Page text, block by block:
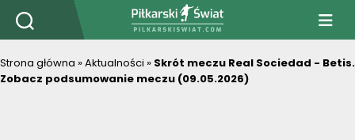
PiłkarskiSwiat.com
Strona główna »Aktualności » Skrót meczu Real Sociedad - Betis.
Zobacz podsumowanie meczu (09.05.2026)